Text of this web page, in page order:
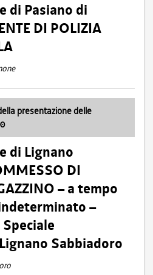
di Pasiano di
DI POLIZIA
presentazione delle
di Lignano
DI
– a tempo
–
Sabbiadoro